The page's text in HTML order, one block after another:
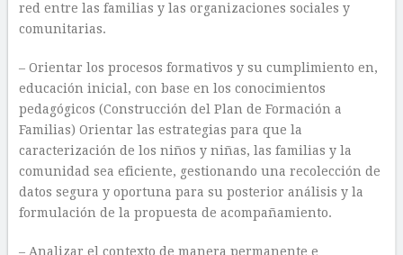
red entre las familias y las organizaciones sociales y
comunitarias.
– Orientar los procesos formativos y su cumplimiento en,
educación inicial, con base en los conocimientos
pedagógicos (Construcción del Plan de Formación a
Familias) Orientar las estrategias para que la
caracterización de los niños y niñas, las familias y la
comunidad sea eficiente, gestionando una recolección de
datos segura y oportuna para su posterior análisis y la
formulación de la propuesta de acompañamiento.
– Analizar el contexto de manera permanente e